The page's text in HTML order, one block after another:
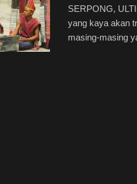
SERPONG,
yang kaya akan
masing-masing